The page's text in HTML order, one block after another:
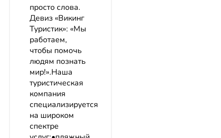
просто слова.
Девиз «Викинг
Туристик»: «Мы
работаем,
чтобы помочь
людям познать
мир!».Наша
туристическая
компания
специализируется
на широком
спектре